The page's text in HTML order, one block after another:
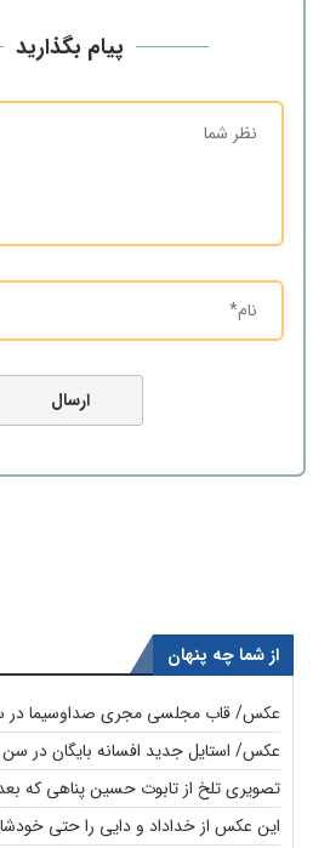
پیام بگذارید
از شما چه پنهان
عکس/ قاب مجلسی مجری صداوسیما در
عکس/ استایل جدید افسانه بایگان در سن ۶۴سالگی
تصویری تلخ از تابوت حسین پناهی که
این عکس از خداداد و دایی را حتی